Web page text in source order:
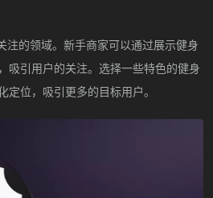
注的领域。新手商家可以通过展示健身
吸引用户的关注。选择一些特色的健身
定位，吸引更多的目标用户。